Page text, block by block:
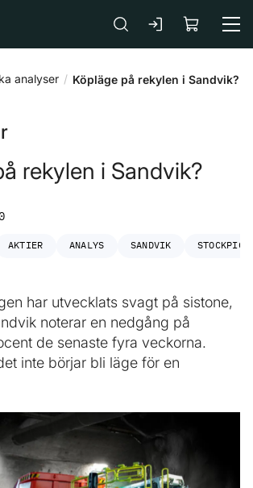
analyser Köpläge på rekylen i Sandvik?
rekylen i Sandvik?
AKTIER ANALYS SANDVIK
har utvecklats svagt på sistone,
noterar en nedgång på
de senaste fyra veckorna.
inte börjar bli läge för en